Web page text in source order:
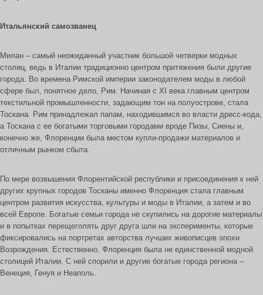
Итальянский самозванец
Милан – самый неожиданный участник большой четверки модных
столиц, ведь в Италии традиционно центром притяжения были другие
города. Во времена Римской империи законодателем моды в любой
сфере был, понятное дело, Рим. Начиная с XI века главным центром
текстильной промышленности, задающим тон на полуострове, стала
Тоскана. Рим принадлежал папам, находившимся во власти дресс-кода,
а Тоскана с ее богатыми торговыми городами вроде Пизы, Сиены и,
конечно же, Флоренции была местом купли-продажи материалов и
отличным рынком сбыта.
По мере возвышения Флорентийской республики и присоединения к ней
других крупных городов Тосканы именно Флоренция стала главным
центром развития искусства, культуры и моды в Италии, а затем и во
всей Европе. Богатые семьи города не скупились на дорогие материалы
и в попытках перещеголять друг друга шли на эксперименты, которые
фиксировались на портретах авторства лучших живописцев эпохи
Возрождения. Естественно, Флоренция была не единственной модной
столицей Италии. С ней спорили и другие богатые города региона –
Венеция, Генуя и Неаполь.